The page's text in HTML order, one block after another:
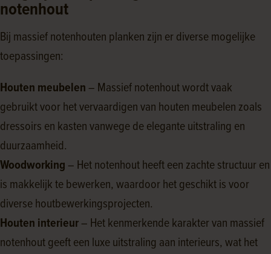
notenhout
Bij massief notenhouten planken zijn er diverse mogelijke
toepassingen:
Houten meubelen – Massief notenhout wordt vaak
gebruikt voor het vervaardigen van houten meubelen zoals
dressoirs en kasten vanwege de elegante uitstraling en
duurzaamheid.
Woodworking – Het notenhout heeft een zachte structuur en
is makkelijk te bewerken, waardoor het geschikt is voor
diverse houtbewerkingsprojecten.
Houten interieur– Het kenmerkende karakter van massief
notenhout geeft een luxe uitstraling aan interieurs, wat het